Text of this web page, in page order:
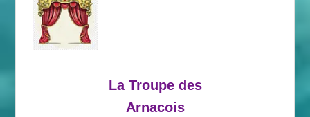
La Troupe des
Arnacois